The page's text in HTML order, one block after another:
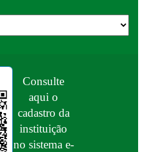
Consulte
aqui o
cadastro da
instituição
no sistema e-